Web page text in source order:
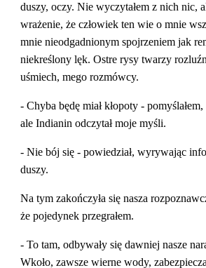
duszy, oczy. Nie wyczytałem z nich nic,
wrażenie, że człowiek ten wie o mnie
mnie nieodgadnionym spojrzeniem jak
niekreślony lęk. Ostre rysy twarzy
uśmiech, mego rozmówcy.
- Chyba będę miał kłopoty -
ale Indianin odczytał moje myśli.
- Nie bój się - powiedział, wyrywając
duszy.
Na tym zakończyła się nasza
że pojedynek przegrałem.
- To tam, odbywały się dawniej nasze
Wkoło, zawsze wierne wody,